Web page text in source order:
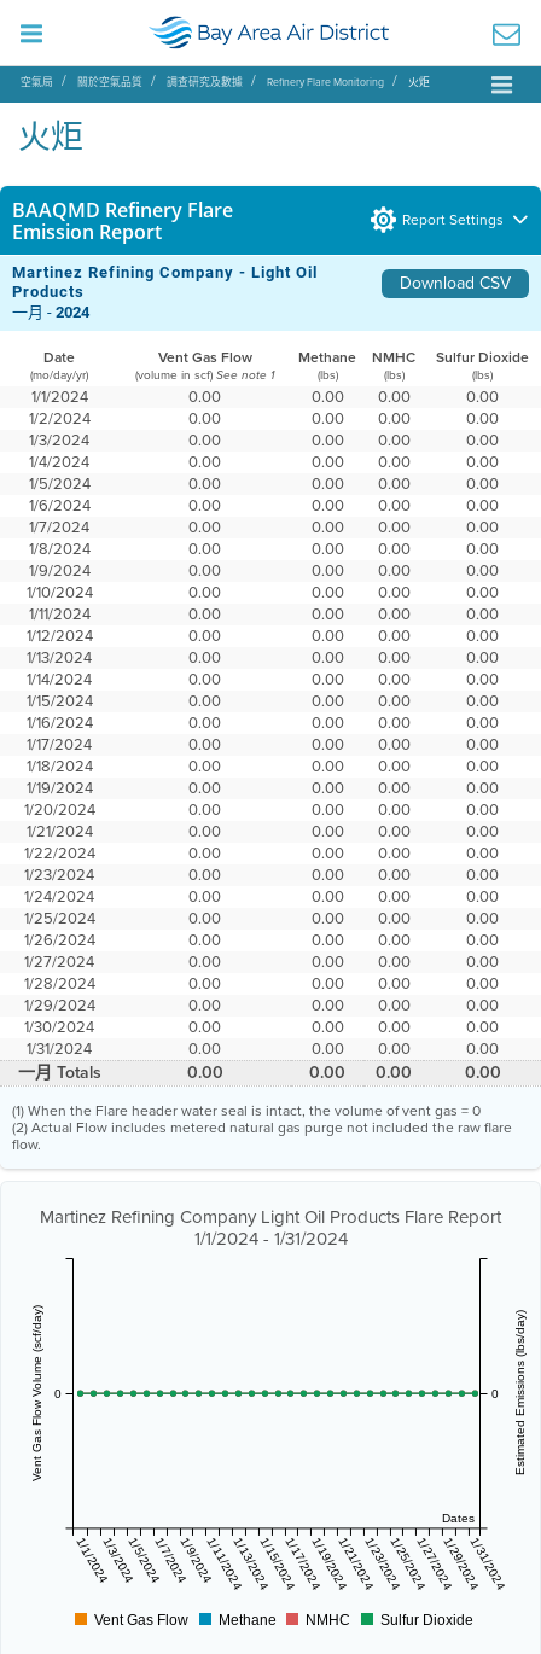
空氣局 關於空氣品質 調查研究及數據 Refinery Flare Monitoring 火炬
火炬
BAAQMD Refinery Flare
Emission Report
Report Settings
Martinez Refining Company - Light Oil
Products
Download CSV
一月 -2024
Date Vent Gas Flow Methane NMHC Sulfur Dioxide
(mo/day/yr) (volume in scf) See note 1 (lbs) (lbs) (lbs)
1/1/2024 0.00 0.00 0.00
0.00
1/2/2024
0.00 0.00 0.00
0.00
1/3/2024
0.00 0.00 0.00
0.00
1/4/2024
0.00 0.00 0.00
0.00
1/5/2024
0.00 0.00 0.00
0.00
1/6/2024
0.00 0.00 0.00
0.00
1/7/2024
0.00 0.00 0.00
0.00
1/8/2024
0.00 0.00 0.00
0.00
1/9/2024
0.00 0.00 0.00
0.00
1/10/2024
0.00 0.00 0.00
0.00
1/11/2024
0.00 0.00 0.00
0.00
1/12/2024
0.00 0.00 0.00
0.00
1/13/2024
0.00 0.00 0.00
0.00
1/14/2024
0.00 0.00 0.00
0.00
1/15/2024
0.00 0.00 0.00
0.00
1/16/2024
0.00 0.00 0.00
0.00
1/17/2024
0.00 0.00 0.00
0.00
1/18/2024
0.00 0.00 0.00
0.00
1/19/2024
0.00 0.00 0.00
0.00
1/20/2024
0.00 0.00 0.00
0.00
1/21/2024
0.00 0.00 0.00
0.00
1/22/2024
0.00 0.00 0.00
0.00
1/23/2024
0.00 0.00 0.00
0.00
1/24/2024
0.00 0.00 0.00
0.00
1/25/2024
0.00 0.00 0.00
0.00
1/26/2024
0.00 0.00 0.00
0.00
1/27/2024
0.00 0.00 0.00
0.00
1/28/2024
0.00 0.00 0.00
0.00
1/29/2024
0.00 0.00 0.00
0.00
1/30/2024
0.00 0.00 0.00
0.00
1/31/2024
0.00 0.00 0.00 0.00
一月 Totals 0.00 0.00 0.00 0.00
(1) When the Flare header water seal is intact, the volume of vent gas = 0
(2) Actual Flow includes metered natural gas purge not included the raw flare
flow.
Martinez Refining Company Light Oil Products Flare Report
1/1/2024 - 1/31/2024
Dates
1/1/20241/3/20241/5/20241/7/20241/9/20241/11/20241/13/20241/15/20241/17/20241/19/20241/21/20241/23/20241/25/20241/27/20241/29/20241/31/2024
Vent Gas Flow Volume (scf/day) 0 Estimated Emissions (lbs/day)
0
Vent Gas Flow Methane NMHC Sulfur Dioxide